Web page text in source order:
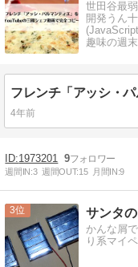
世田谷最
開発うん
趣味の週
4年前
1973201 9
週間IN:3 週間OUT:15 月間IN:9
3 サンタ
かんな屑
り系マイ